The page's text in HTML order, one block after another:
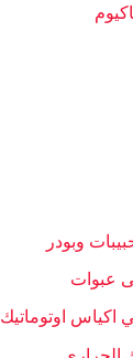
وبودر
عبوات
اكياس اوتوماتيك